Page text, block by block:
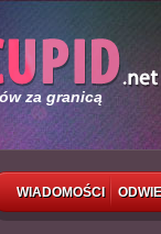
za granicą
WIADOMOŚCI